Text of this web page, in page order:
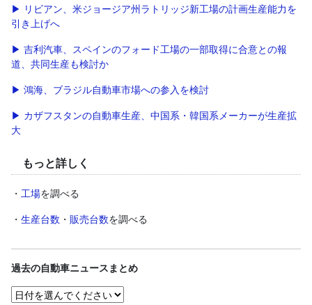
▶ リビアン、米ジョージア州ラトリッジ新工場の計画生産能力を
引き上げへ
▶ 吉利汽車、スペインのフォード工場の一部取得に合意との報
道、共同生産も検討か
▶ 鴻海、ブラジル自動車市場への参入を検討
▶ カザフスタンの自動車生産、中国系・韓国系メーカーが生産拡
大
もっと詳しく
・ 工場を調べる
・ 生産台数 ・ 販売台数を調べる
過去の自動車ニュースまとめ